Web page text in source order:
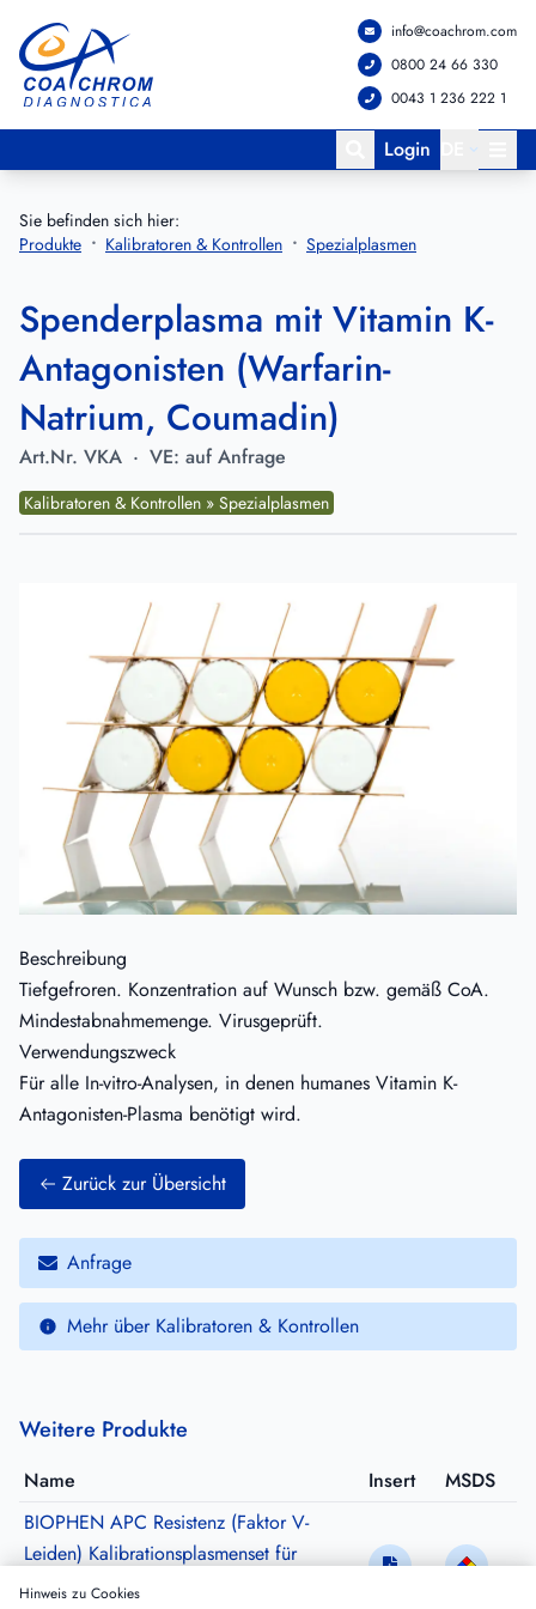
Zum Hauptmenü springen
Zum Hauptinhalt springen
info@coachrom.com
0800 24 66 330
0043 1 236 222 1
Login
Sie befinden sich hier:
Produkte
Kalibratoren & Kontrollen Spezialplasmen
Spenderplasma mit Vitamin K-
Antagonisten (Warfarin-
Natrium, Coumadin)
Art.Nr. VKA · VE: auf Anfrage
Kalibratoren & Kontrollen » Spezialplasmen
Beschreibung
Tiefgefroren. Konzentration auf Wunsch bzw. gemäß CoA.
Mindestabnahmemenge. Virusgeprüft.
Verwendungszweck
Für alle In-vitro-Analysen, in denen humanes Vitamin K-
Antagonisten-Plasma benötigt wird.
Zurück zur Übersicht
Anfrage
Mehr über Kalibratoren & Kontrollen
Weitere Produkte
Name Insert
MSDS
BIOPHEN APC Resistenz (Faktor V-
Leiden) Kalibrationsplasmenset für
HEMOCLOT Quanti. V-L
Hinweis zu Cookies